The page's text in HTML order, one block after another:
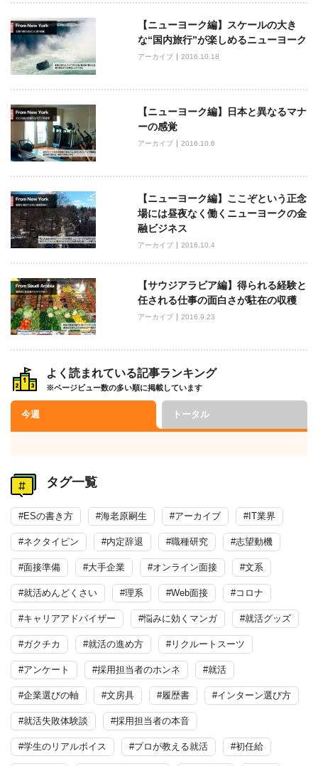
ゲ
ー
シ
ョ
ン
【ニューヨーク編】スケールの大き
な“国内旅行”が楽しめるニューヨーク
アーカイブ 2016.10.18
【ニューヨーク編】日本と異なるマナ
ーの感覚
アーカイブ 2016.10.6
【ニューヨーク編】ここぞという正念
場には昼夜なく働くニューヨークの金
融ビジネス
アーカイブ 2016.10.4
【サウジアラビア編】得られる経験と
任される仕事の面白さが駐在の収穫
アーカイブ 2016.9.23
よく読まれている記事ランキング
※ページビュー数の多い順に掲載しています
今週 トータル
タグ一覧
#ESの書き方 #海老原嗣生 #アーカイブ #IT業界
#ネクタイピン #内定辞退 #職種研究 #志望動機
#面接準備 #大手企業 #オンライン面接 #文系
#就活めんどくさい #理系 #Web面接 #コロナ
#キャリアアドバイザー #悩みに効くマンガ #就活グッズ
#ガクチカ #就活の進め方 #リクルートスーツ
#アンケート #採用担当者のホンネ #就活
#企業選びの軸 #文房具 #履歴書 #インターン選び方
#就活失敗体験談 #採用担当者の本音
#学生のリアルボイス #プロが教える就活 #初任給